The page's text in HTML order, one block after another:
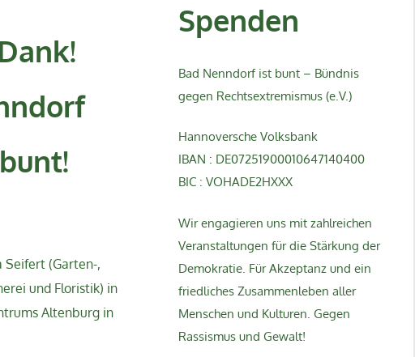
Seifert (Garten-,
und Floristik) in
Altenburg in
Spenden
Bad Nenndorf ist bunt – Bündnis
gegen Rechtsextremismus (e.V.)
Hannoversche Volksbank
IBAN : DE07251900010647140400
BIC : VOHADE2HXXX
Wir engagieren uns mit zahlreichen
Veranstaltungen für die Stärkung der
Demokratie. Für Akzeptanz und ein
friedliches Zusammenleben aller
Menschen und Kulturen. Gegen
Rassismus und Gewalt!